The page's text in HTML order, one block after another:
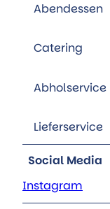
Abendessen
Catering
Abholservice
Lieferservice
Social Media
Instagram